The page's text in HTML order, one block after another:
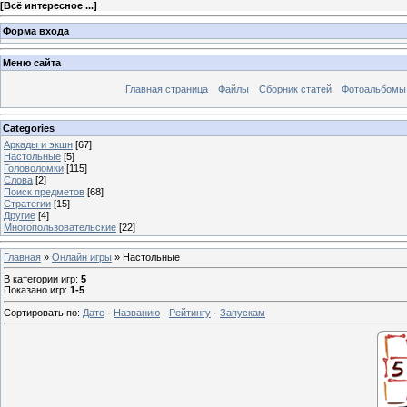
[Всё интересное ...]
Форма входа
Меню сайта
Главная страница Файлы Сборник статей Фотоальбомы
Categories
Аркады и экшн [67]
Настольные [5]
Головоломки [115]
Слова [2]
Поиск предметов [68]
Стратегии [15]
Другие [4]
Многопользовательские [22]
Главная » Онлайн игры » Настольные
В категории игр: 5
Показано игр: 1-5
Сортировать по: Дате · Названию · Рейтингу · Запускам